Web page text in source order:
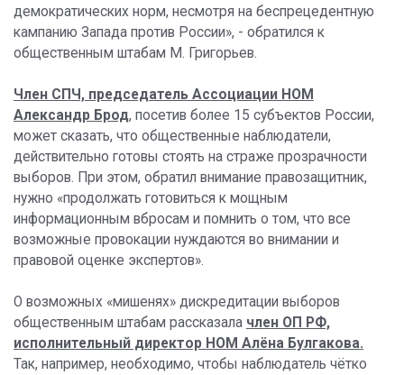
демократических норм, несмотря на беспрецедентную
кампанию Запада против России», - обратился к
общественным штабам М. Григорьев.
Член СПЧ, председатель Ассоциации НОМ
Александр Брод, посетив более 15 субъектов России,
может сказать, что общественные наблюдатели,
действительно готовы стоять на страже прозрачности
выборов. При этом, обратил внимание правозащитник,
нужно «продолжать готовиться к мощным
информационным вбросам и помнить о том, что все
возможные провокации нуждаются во внимании и
правовой оценке экспертов».
О возможных «мишенях» дискредитации выборов
общественным штабам рассказала член ОП РФ,
исполнительный директор НОМ Алёна Булгакова.
Так, например, необходимо, чтобы наблюдатель чётко